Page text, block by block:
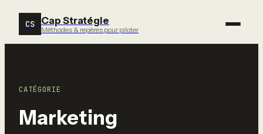
CS Cap Stratégie
Méthodes & repères pour piloter
CATÉGORIE
Marketing